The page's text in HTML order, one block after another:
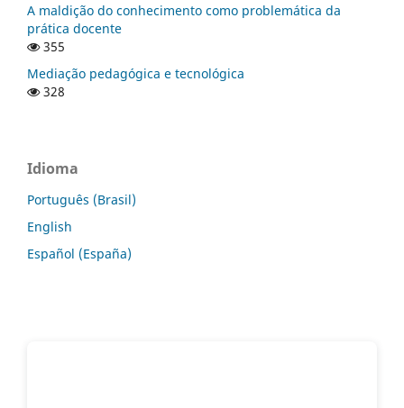
A maldição do conhecimento como problemática da
prática docente
355
Mediação pedagógica e tecnológica
328
Idioma
Português (Brasil)
English
Español (España)